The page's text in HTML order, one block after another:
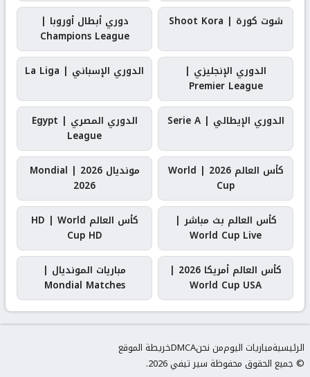
شوت كورة | Shoot Kora
دوري أبطال أوروبا |
Champions League
الدوري الإنجليزي |
Premier League
الدوري الإسباني | La Liga
الدوري الإيطالي | Serie A
الدوري المصري | Egypt
League
كأس العالم 2026 | World
Cup
مونديال 2026 | Mondial
2026
كأس العالم بث مباشر |
World Cup Live
كأس العالم HD | World
Cup HD
كأس العالم أمريكا 2026 |
World Cup USA
مباريات المونديال |
Mondial Matches
الرئيسيةمباريات اليوممن نحنDMCAخريطة الموقع
© جميع الحقوق محفوظة سير تيفي 2026.